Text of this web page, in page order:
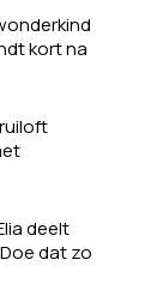
kort na
deelt
dat zo